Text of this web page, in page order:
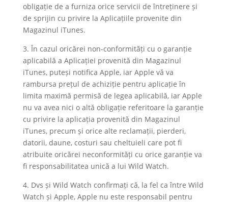
obligație de a furniza orice servicii de întreținere și
de sprijin cu privire la Aplicațiile provenite din
Magazinul iTunes.
3. În cazul oricărei non-conformități cu o garanție
aplicabilă a Aplicației provenită din Magazinul
iTunes, puteși notifica Apple, iar Apple vă va
rambursa prețul de achiziție pentru aplicație în
limita maximă permisă de legea aplicabilă, iar Apple
nu va avea nici o altă obligație referitoare la garanție
cu privire la aplicația provenită din Magazinul
iTunes, precum și orice alte reclamații, pierderi,
datorii, daune, costuri sau cheltuieli care pot fi
atribuite oricărei neconformități cu orice garanție va
fi responsabilitatea unică a lui Wild Watch.
4. Dvs și Wild Watch confirmați că, la fel ca între Wild
Watch și Apple, Apple nu este responsabil pentru